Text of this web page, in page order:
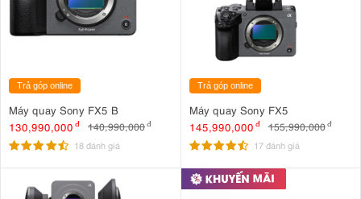
Trả góp online
Máy quay Sony FX5 B
130,990,000 đ 140,990,000đ
18 đánh giá
Trả góp online
Máy quay Sony FX5
145,990,000 đ 155,990,000 đ
17 đánh giá